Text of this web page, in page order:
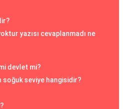
yazısı cevaplanmadı ne
devlet mi?
soğuk seviye hangisidir?